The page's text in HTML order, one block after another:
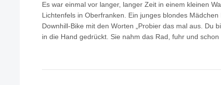
Es war einmal vor langer, langer Zeit in einem kleinen
Lichtenfels in Oberfranken. Ein junges blondes
Downhill-Bike mit den Worten „Probier das mal aus. Du
in die Hand gedrückt. Sie nahm das Rad, fuhr und